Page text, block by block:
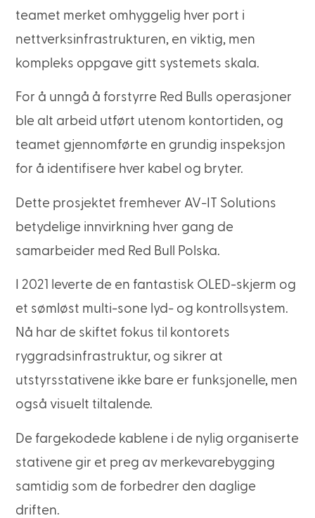
teamet merket omhyggelig hver port i
nettverksinfrastrukturen, en viktig, men
kompleks oppgave gitt systemets skala.
For å unngå å forstyrre Red Bulls operasjoner
ble alt arbeid utført utenom kontortiden, og
teamet gjennomførte en grundig inspeksjon
for å identifisere hver kabel og bryter.
Dette prosjektet fremhever AV-IT Solutions
betydelige innvirkning hver gang de
samarbeider med Red Bull Polska.
I 2021 leverte de en fantastisk OLED-skjerm og
et sømløst multi-sone lyd- og kontrollsystem.
Nå har de skiftet fokus til kontorets
ryggradsinfrastruktur, og sikrer at
utstyrsstativene ikke bare er funksjonelle, men
også visuelt tiltalende.
De fargekodede kablene i de nylig organiserte
stativene gir et preg av merkevarebygging
samtidig som de forbedrer den daglige
driften.